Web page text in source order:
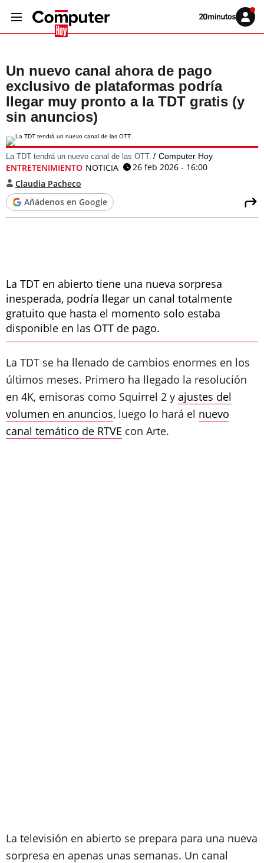
Volver
Iniciar
sesión
Un nuevo canal ahora de pago
exclusivo de plataformas podría
llegar muy pronto a la TDT gratis (y
sin anuncios)
La TDT tendrá un nuevo canal de las OTT. Computer Hoy
ENTRETENIMIENTO NOTICIA
26 feb 2026 - 16:00
Claudia Pacheco
Añádenos en Google
La TDT en abierto tiene una nueva sorpresa
inesperada, podría llegar un canal totalmente
gratuito que hasta el momento solo estaba
disponible en las OTT de pago.
La TDT se ha llenado de cambios enormes en los
últimos meses. Primero ha llegado la resolución
en 4K, emisoras como Squirrel 2 y ajustes del
volumen en anuncios, luego lo hará el nuevo
canal temático de RTVE con Arte.
La televisión en abierto se prepara para una nueva
sorpresa en apenas unas semanas. Un canal